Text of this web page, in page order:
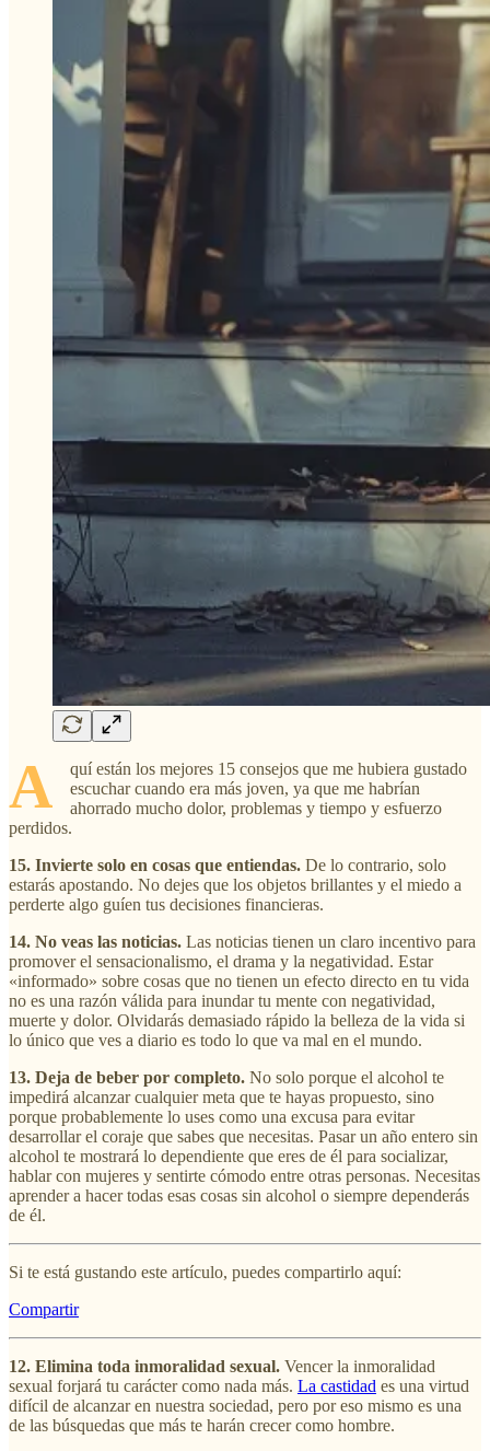
A
quí están los mejores 15 consejos que me hubiera gustado
escuchar cuando era más joven, ya que me habrían
ahorrado mucho dolor, problemas y tiempo y esfuerzo
perdidos.
15. Invierte solo en cosas que entiendas. De lo contrario, solo
estarás apostando. No dejes que los objetos brillantes y el miedo a
perderte algo guíen tus decisiones financieras.
14. No veas las noticias. Las noticias tienen un claro incentivo para
promover el sensacionalismo, el drama y la negatividad. Estar
«informado» sobre cosas que no tienen un efecto directo en tu vida
no es una razón válida para inundar tu mente con negatividad,
muerte y dolor. Olvidarás demasiado rápido la belleza de la vida si
lo único que ves a diario es todo lo que va mal en el mundo.
13. Deja de beber por completo. No solo porque el alcohol te
impedirá alcanzar cualquier meta que te hayas propuesto, sino
porque probablemente lo uses como una excusa para evitar
desarrollar el coraje que sabes que necesitas. Pasar un año entero sin
alcohol te mostrará lo dependiente que eres de él para socializar,
hablar con mujeres y sentirte cómodo entre otras personas. Necesitas
aprender a hacer todas esas cosas sin alcohol o siempre dependerás
de él.
Si te está gustando este artículo, puedes compartirlo aquí:
Compartir
12. Elimina toda inmoralidad sexual. Vencer la inmoralidad
sexual forjará tu carácter como nada más. La castidad es una virtud
difícil de alcanzar en nuestra sociedad, pero por eso mismo es una
de las búsquedas que más te harán crecer como hombre.